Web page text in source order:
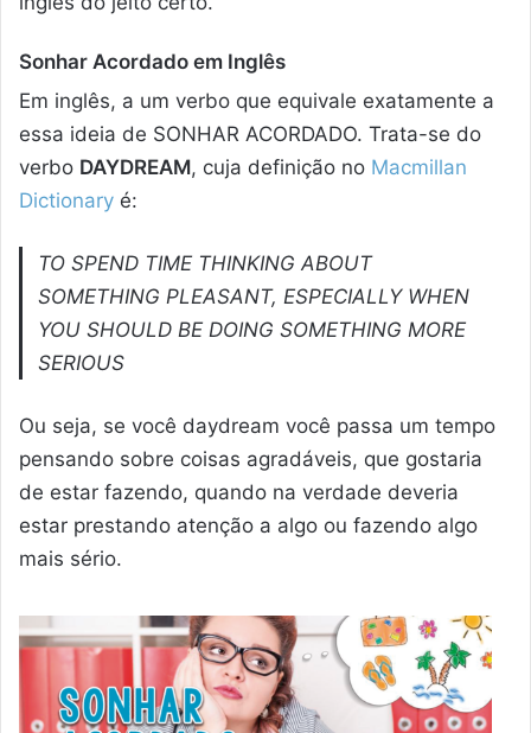
Sonhar Acordado em Inglês
Em inglês, a um verbo que equivale exatamente a
essa ideia de SONHAR ACORDADO. Trata-se do
verbo DAYDREAM, cuja definição no Macmillan
Dictionary é:
TO SPEND TIME THINKING ABOUT
SOMETHING PLEASANT, ESPECIALLY WHEN
YOU SHOULD BE DOING SOMETHING MORE
SERIOUS
Ou seja, se você daydream você passa um tempo
pensando sobre coisas agradáveis, que gostaria
de estar fazendo, quando na verdade deveria
estar prestando atenção a algo ou fazendo algo
mais sério.